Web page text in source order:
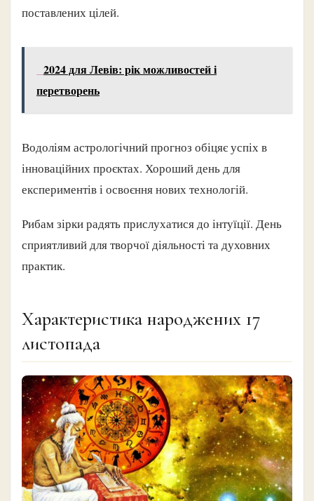
поставлених цілей.
2024 для Левів: рік можливостей і
перетворень
Водоліям астрологічний прогноз обіцяє успіх в
інноваційних проєктах. Хороший день для
експериментів і освоєння нових технологій.
Рибам зірки радять прислухатися до інтуїції. День
сприятливий для творчої діяльності та духовних
практик.
Характеристика народжених 17
листопада